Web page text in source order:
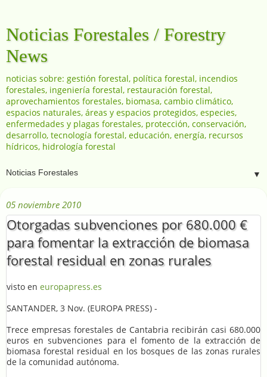
Noticias Forestales / Forestry
News
noticias sobre: gestión forestal, política forestal, incendios
forestales, ingeniería forestal, restauración forestal,
aprovechamientos forestales, biomasa, cambio climático,
espacios naturales, áreas y espacios protegidos, especies,
enfermedades y plagas forestales, protección, conservación,
desarrollo, tecnología forestal, educación, energía, recursos
hídricos, hidrología forestal
▼
05 noviembre 2010
Otorgadas subvenciones por 680.000 €
para fomentar la extracción de biomasa
forestal residual en zonas rurales
visto en europapress.es
SANTANDER, 3 Nov. (EUROPA PRESS) -
Trece empresas forestales de Cantabria recibirán casi 680.000
euros en subvenciones para el fomento de la extracción de
biomasa forestal residual en los bosques de las zonas rurales
de la comunidad autónoma.